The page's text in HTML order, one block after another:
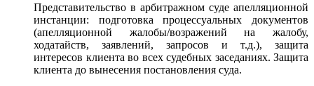
Представительство в арбитражном суде апелляционной
инстанции: подготовка процессуальных документов
(апелляционной жалобы/возражений на жалобу,
ходатайств, заявлений, запросов и т.д.), защита
интересов клиента во всех судебных заседаниях. Защита
клиента до вынесения постановления суда.